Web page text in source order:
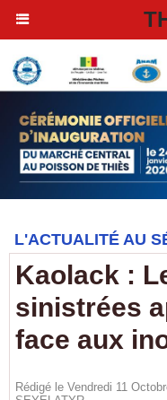
L'ACTUALITÉ AU
Kaolack :
sinistrées
face aux
Rédigé le Vendredi 11